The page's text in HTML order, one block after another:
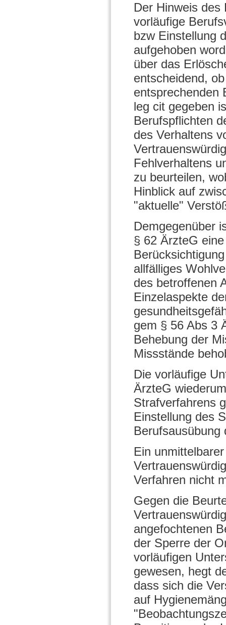
Der Hinweis
vorläufige
bzw Einstellung
aufgehoben
über das
entscheidend,
entsprechenden
leg cit gegeben
Berufspflichten
des Verhaltens
Fehlverhaltens
zu beurteilen,
Hinblick auf
"aktuelle"
Demgegenüber
§ 62 ÄrzteG
allfälliges
des betroffenen
Einzelaspekte
gem § 56 Abs 3
Behebung der
Missstände
Die vorläufige
ÄrzteG
Strafverfahrens
Einstellung des
Berufsausübung
Ein
Verfahren nicht
Gegen die
angefochtenen
der Sperre der
vorläufigen
gewesen, hegt
dass sich die
auf